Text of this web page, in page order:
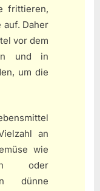
frittieren,
auf. Daher
vor dem
und in
um die
an
wie
oder
dünne